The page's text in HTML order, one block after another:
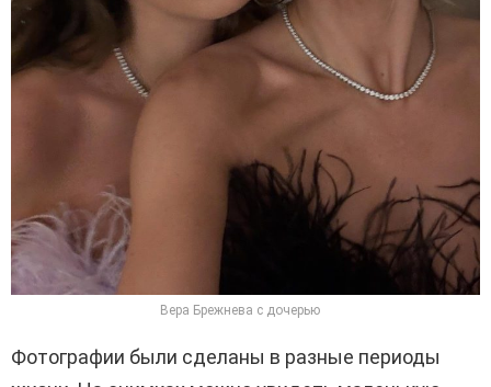
Вера Брежнева с дочерью
Фотографии были сделаны в разные периоды